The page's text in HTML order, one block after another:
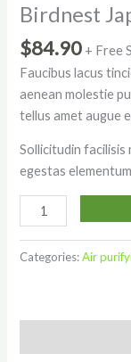
Birdnest
$84.90 + Free
Faucibus lacus
aenean molestie
tellus amet augue
Sollicitudin facilisis
egestas
Categories:Air